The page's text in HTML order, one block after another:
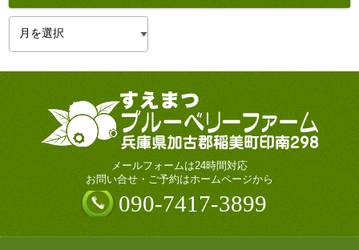
イ
メールフォームは24時間対応
お問い合せ・ご予約はホームページから
090-7417-3899